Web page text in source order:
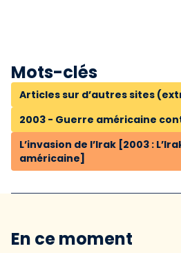
Mots-clés
Articles sur d’autres sites
2003 - Guerre américaine
L’invasion de l’Irak [2003 :
américaine]
En ce moment